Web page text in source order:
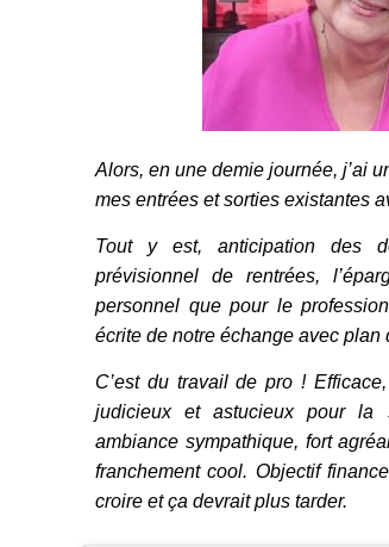
Alors, en une demie journée, j’ai
mes entrées et sorties existantes
Tout y est, anticipation des
prévisionnel de rentrées,
personnel que pour le
écrite de notre échange avec plan
C’est du travail de pro !
judicieux et astucieux pour
ambiance sympathique, fort
franchement cool. Objectif
croire et ça devrait plus tarder.